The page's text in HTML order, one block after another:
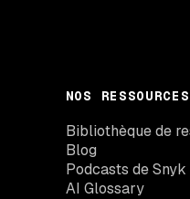
NOS RESSOURCES
Bibliothèque de
Blog
Podcasts de Snyk
AI Glossary